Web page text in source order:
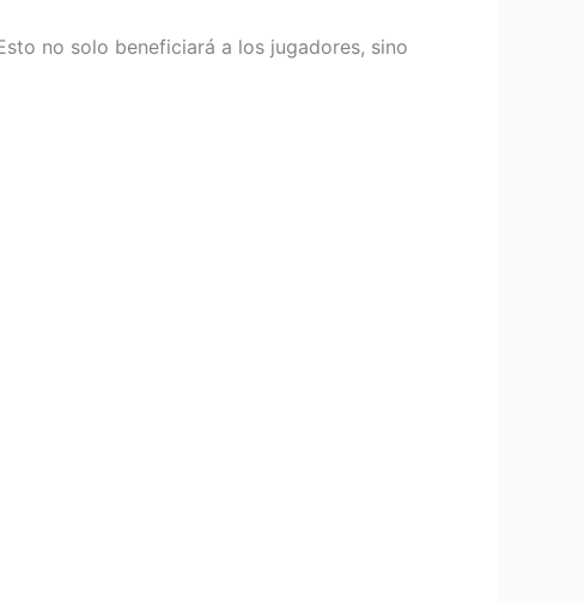
no solo beneficiará a los jugadores, sino